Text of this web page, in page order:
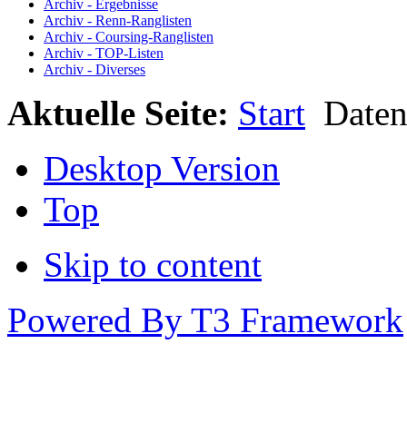
Archiv - Ergebnisse
Archiv - Renn-Ranglisten
Archiv - Coursing-Ranglisten
Archiv - TOP-Listen
Archiv - Diverses
Aktuelle Seite: Start
Desktop Version
Top
Skip to content
Powered By T3 Framework